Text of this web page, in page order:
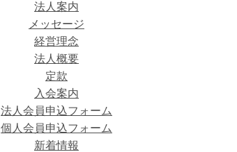
法人案内
メッセージ
経営理念
法人概要
定款
入会案内
法人会員申込フォーム
個人会員申込フォーム
新着情報